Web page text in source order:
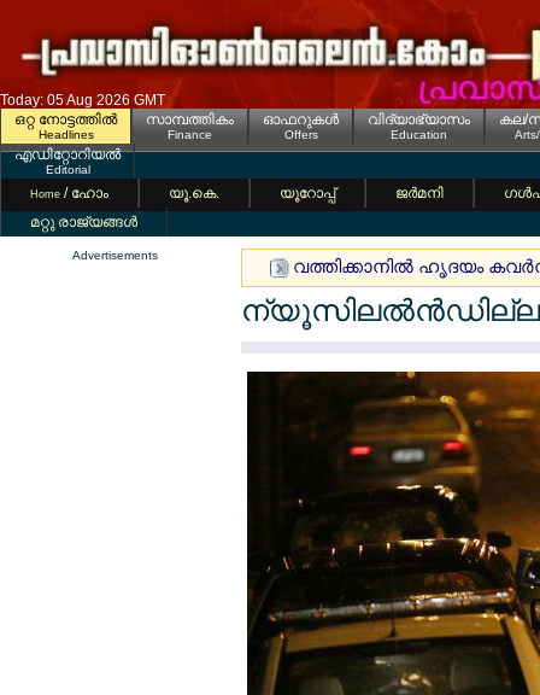
Today: 05 Aug 2026 GMT
ഒറ്റ നോട്ടത്തില്‍
Headlines
സാമ്പത്തികം
Finance
ഓഫറുകള്‍
Offers
വിദ്യാഭ്യാസം
Education
കല/
എഡിറ്റോറിയല്‍
Editorial
Home / ഹോം യൂ.കെ. യൂറോപ്പ് ജര്‍മനി
മറ്റു രാജ്യങ്ങള്‍
Advertisements
വത്തിക്കാനില്‍ ഹൃദയം
ന്യൂസിലല്‍ന്‍ഡില്ല?